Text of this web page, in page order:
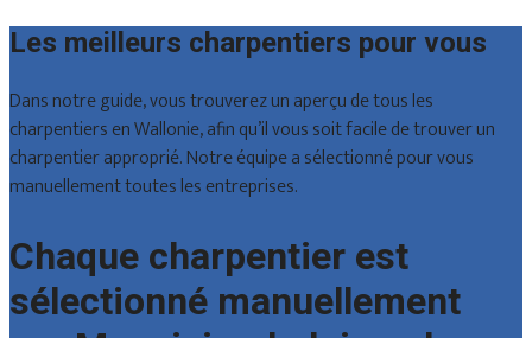
Les meilleurs charpentiers pour vous
Dans notre guide, vous trouverez un aperçu de tous les
charpentiers en Wallonie, afin qu’il vous soit facile de trouver un
charpentier approprié. Notre équipe a sélectionné pour vous
manuellement toutes les entreprises.
Chaque charpentier est
sélectionné manuellement